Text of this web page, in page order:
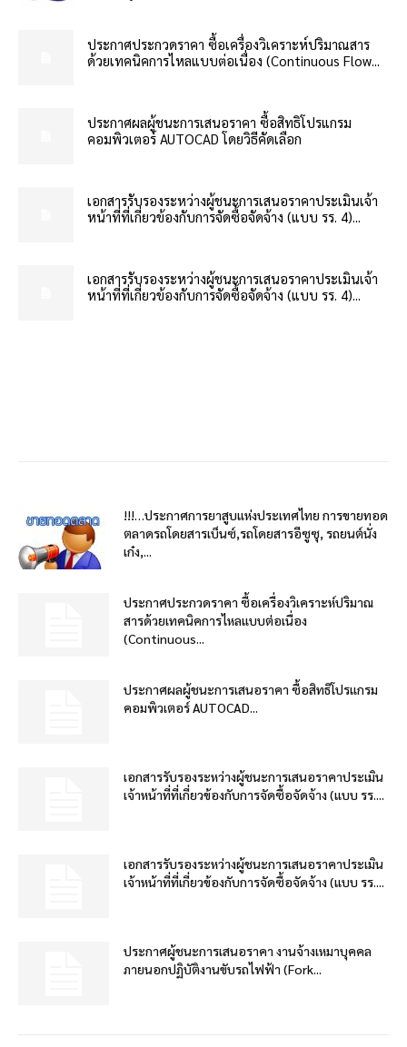
ประกาศประกวดราคา ซื้อเครื่องวิเคราะห์ปริมาณสาร
ด้วยเทคนิคการไหลแบบต่อเนื่อง (Continuous Flow...
ประกาศผลผู้ชนะการเสนอราคา ซื้อสิทธิโปรแกรม
คอมพิวเตอร์ AUTOCAD โดยวิธีคัดเลือก
เอกสารรับรองระหว่างผู้ชนะการเสนอราคาประเมินเจ้า
หน้าที่ที่เกี่ยวข้องกับการจัดซื้อจัดจ้าง (แบบ รร. 4)...
เอกสารรับรองระหว่างผู้ชนะการเสนอราคาประเมินเจ้า
หน้าที่ที่เกี่ยวข้องกับการจัดซื้อจัดจ้าง (แบบ รร. 4)...
!!!…ประกาศการยาสูบแห่งประเทศไทย การขายทอด
ตลาดรถโดยสารเบ็นซ์,รถโดยสารอีซูซุ, รถยนต์นั่ง
เก๋ง,...
ประกาศประกวดราคา ซื้อเครื่องวิเคราะห์ปริมาณ
สารด้วยเทคนิคการไหลแบบต่อเนื่อง
(Continuous...
ประกาศผลผู้ชนะการเสนอราคา ซื้อสิทธิโปรแกรม
คอมพิวเตอร์ AUTOCAD...
เอกสารรับรองระหว่างผู้ชนะการเสนอราคาประเมิน
เจ้าหน้าที่ที่เกี่ยวข้องกับการจัดซื้อจัดจ้าง (แบบ รร....
เอกสารรับรองระหว่างผู้ชนะการเสนอราคาประเมิน
เจ้าหน้าที่ที่เกี่ยวข้องกับการจัดซื้อจัดจ้าง (แบบ รร....
ประกาศผู้ชนะการเสนอราคา งานจ้างเหมาบุคคล
ภายนอกปฏิบัติงานขับรถไฟฟ้า (Fork...